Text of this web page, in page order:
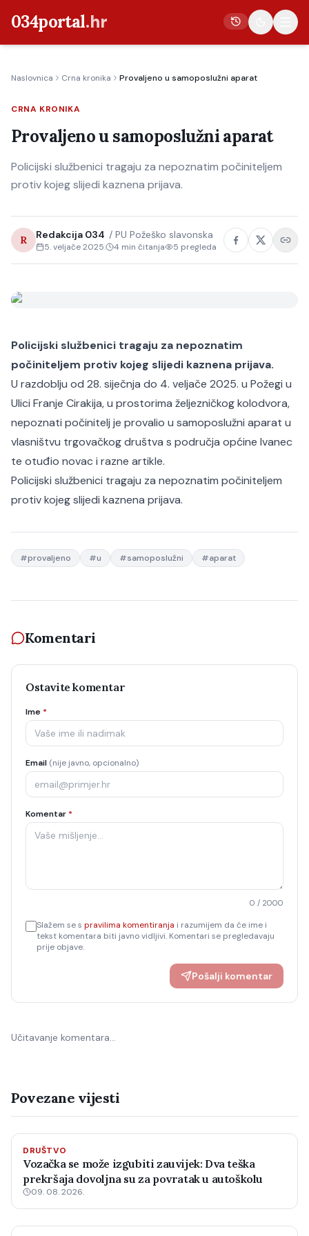
034portal.hr
Crna kronika
Poljoprivreda
Politika
Gospodarstvo
Život
Kultura
Sport
Naslovnica Crna kronika Provaljeno u samoposlužni aparat
CRNA KRONIKA
Provaljeno u samoposlužni aparat
Policijski službenici tragaju za nepoznatim počiniteljem
protiv kojeg slijedi kaznena prijava.
R Redakcija 034 / PU Požeško slavonska
5. veljače 2025. 4 min čitanja 5 pregleda
Policijski službenici tragaju za nepoznatim
počiniteljem protiv kojeg slijedi kaznena prijava.
U razdoblju od 28. siječnja do 4. veljače 2025. u Požegi u
Ulici Franje Cirakija, u prostorima željezničkog kolodvora,
nepoznati počinitelj je provalio u samoposlužni aparat u
vlasništvu trgovačkog društva s područja općine Ivanec
te otuđio novac i razne artikle.
Policijski službenici tragaju za nepoznatim počiniteljem
protiv kojeg slijedi kaznena prijava.
#provaljeno #u #samoposlužni #aparat
Komentari
Ostavite komentar
Ime *
Email (nije javno, opcionalno)
Komentar *
0 / 2000
Slažem se s pravilima komentiranja i razumijem da će ime i
tekst komentara biti javno vidljivi. Komentari se pregledavaju
prije objave.
Pošalji komentar
Učitavanje komentara…
Povezane vijesti
DRUŠTVO
Vozačka se može izgubiti zauvijek: Dva teška
prekršaja dovoljna su za povratak u autoškolu
09. 08. 2026.